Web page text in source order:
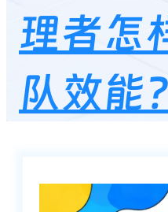
理者怎
队效能？